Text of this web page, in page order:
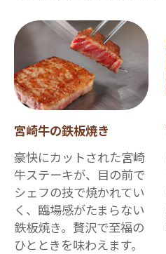
宮崎牛の鉄板焼き
豪快にカットされた宮崎
牛ステーキが、目の前で
シェフの技で焼かれてい
く、臨場感がたまらない
鉄板焼き。贅沢で至福の
ひとときを味わえます。